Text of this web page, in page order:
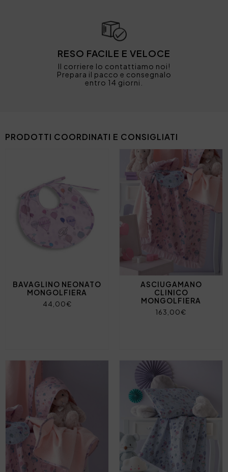
RESO FACILE E VELOCE
Il corriere lo contattiamo noi!
Prepara il pacco e consegnalo
entro 14 giorni.
PRODOTTI COORDINATI E CONSIGLIATI
BAVAGLINO NEONATO
MONGOLFIERA
44,00€
ASCIUGAMANO
CLINICO
MONGOLFIERA
163,00€